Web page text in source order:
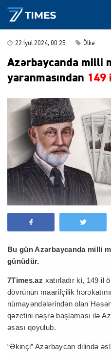
22 İyul 2024, 00:25 Ölkə
Azərbaycanda milli
yaranmasından 149
Bu gün Azərbaycanda milli
günüdür.
7Times.az xatırladır ki, 149 il
dövrünün maarifçilik
nümayəndələrindən olan
qəzetini nəşrə başlaması ilə
əsası qoyulub.
“Əkinçi” Azərbaycan dilində